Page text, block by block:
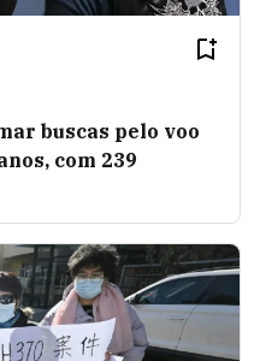
buscas pelo voo
com 239